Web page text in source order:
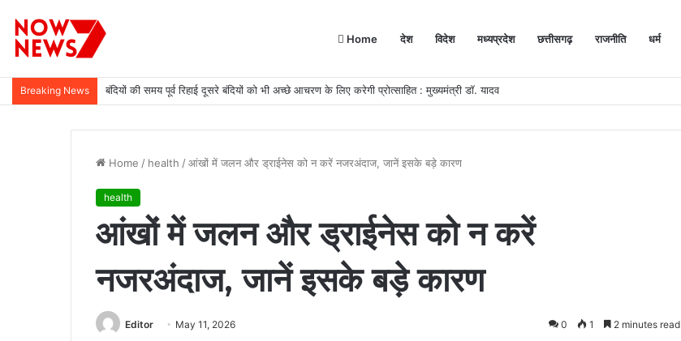
Home देश विदेश मध्यप्रदेश छत्तीसगढ़ राजनीति धर्म
Breaking News बंदियों की समय पूर्व रिहाई दूसरे बंदियों को भी अच्छे आचरण के लिए करेगी प्रोत्साहित : मुख्यमंत्री डॉ. यादव
Home / health /आंखों में जलन और ड्राईनेस को न करें नजरअंदाज, जानें इसके बड़े कारण
health
आंखों में जलन और ड्राईनेस को न करें
नजरअंदाज, जानें इसके बड़े कारण
Editor May 11, 2026 0 1 2 minutes read